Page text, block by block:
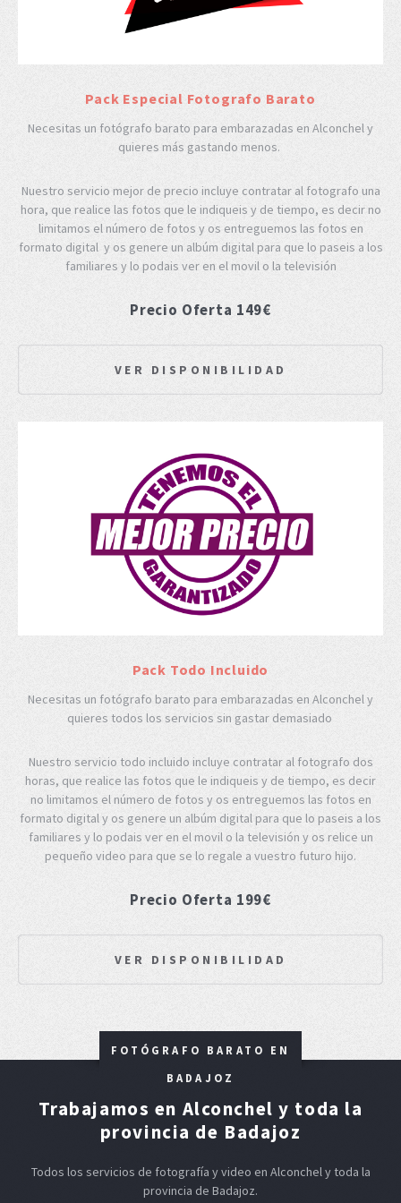
Pack Especial Fotografo Barato
Necesitas un fotógrafo barato para embarazadas en Alconchel y
quieres más gastando menos.
Nuestro servicio mejor de precio incluye contratar al fotografo una
hora, que realice las fotos que le indiqueis y de tiempo, es decir no
limitamos el número de fotos y os entreguemos las fotos en
formato digital y os genere un albúm digital para que lo paseis a los
familiares y lo podais ver en el movil o la televisión
Precio Oferta 149€
VER DISPONIBILIDAD
Pack Todo Incluido
Necesitas un fotógrafo barato para embarazadas en Alconchel y
quieres todos los servicios sin gastar demasiado
Nuestro servicio todo incluido incluye contratar al fotografo dos
horas, que realice las fotos que le indiqueis y de tiempo, es decir
no limitamos el número de fotos y os entreguemos las fotos en
formato digital y os genere un albúm digital para que lo paseis a los
familiares y lo podais ver en el movil o la televisión y os relice un
pequeño video para que se lo regale a vuestro futuro hijo.
Precio Oferta 199€
VER DISPONIBILIDAD
FOTÓGRAFO BARATO EN
BADAJOZ
Trabajamos en Alconchel y toda la
provincia de Badajoz
Todos los servicios de fotografía y video en Alconchel y toda la
provincia de Badajoz.